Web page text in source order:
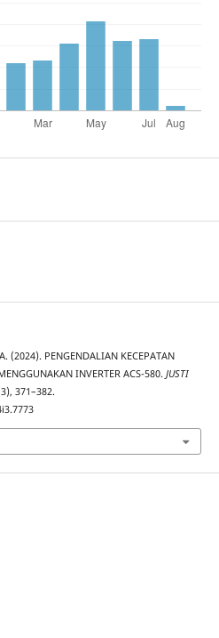
PENGENDALIAN KECEPATAN
INVERTER ACS-580. JUSTI
371–382.